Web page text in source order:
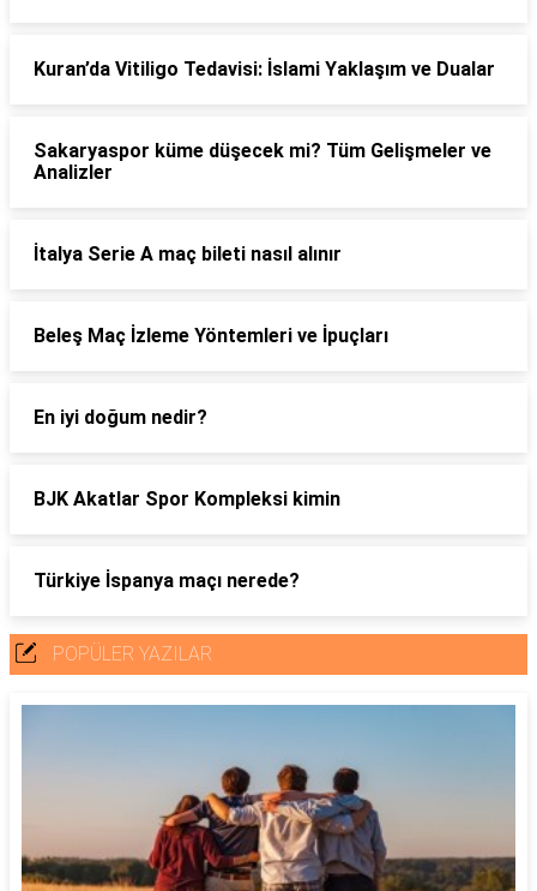
Kuran’da Vitiligo Tedavisi: İslami Yaklaşım ve Dualar
Sakaryaspor küme düşecek mi? Tüm Gelişmeler ve
Analizler
İtalya Serie A maç bileti nasıl alınır
Beleş Maç İzleme Yöntemleri ve İpuçları
En iyi doğum nedir?
BJK Akatlar Spor Kompleksi kimin
Türkiye İspanya maçı nerede?
POPÜLER YAZILAR